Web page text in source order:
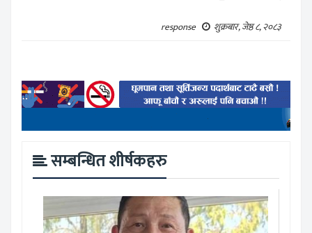
response
शुक्रबार, जेष्ठ ८, २०८३
सम्बन्धित शीर्षकहरु